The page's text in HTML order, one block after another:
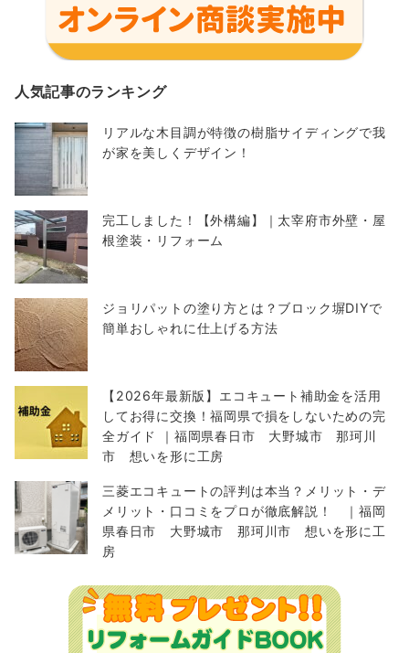
人気記事のランキング
リアルな木目調が特徴の樹脂サイディングで我
が家を美しくデザイン！
完工しました！【外構編】｜太宰府市外壁・屋
根塗装・リフォーム
ジョリパットの塗り方とは？ブロック塀DIYで
簡単おしゃれに仕上げる方法
【2026年最新版】エコキュート補助金を活用
してお得に交換！福岡県で損をしないための完
全ガイド ｜福岡県春日市 大野城市 那珂川
市 想いを形に工房
三菱エコキュートの評判は本当？メリット・デ
メリット・口コミをプロが徹底解説！ ｜福岡
県春日市 大野城市 那珂川市 想いを形に工
房